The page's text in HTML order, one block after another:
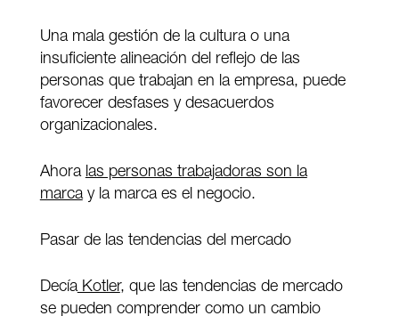
Una mala gestión de la cultura o una
insuficiente alineación del reflejo de las
personas que trabajan en la empresa, puede
favorecer desfases y desacuerdos
organizacionales.
Ahora las personas trabajadoras son la
marcay la marca es el negocio.
Pasar de las tendencias del mercado
DecíaKotler, que las tendencias de mercado
se pueden comprender como un cambio